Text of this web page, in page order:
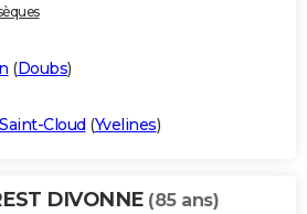
(Doubs)
Cloud (Yvelines)
DIVONNE (85 ans)